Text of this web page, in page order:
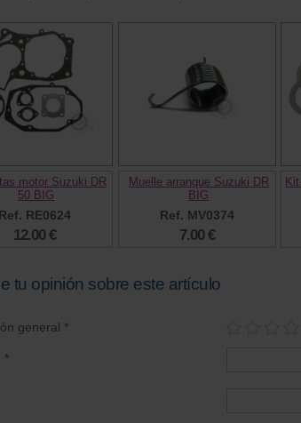
motor Suzuki DR
50 BIG
Ref. RE0624
12.00 €
Muelle arranque Suzuki DR
BIG
Ref. MV0374
7.00 €
tu opinión sobre este artículo
general *
*